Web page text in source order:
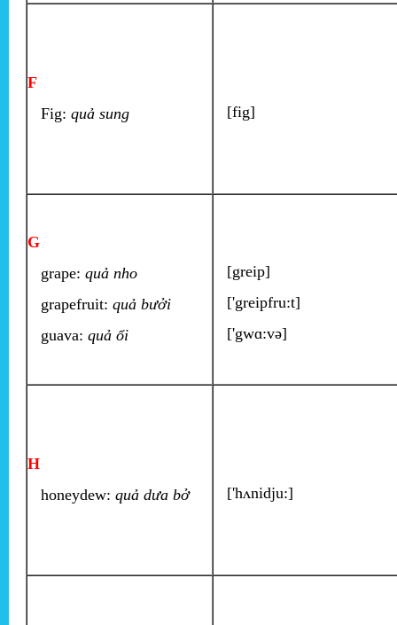
F
Fig: quả sung [fig]
G
grape: quả nho
grapefruit: quả bưởi
guava: quả ổi
[greip]
['greipfru:t]
['gwɑ:və]
H
honeydew: quả dưa bở ['hʌnidju:]